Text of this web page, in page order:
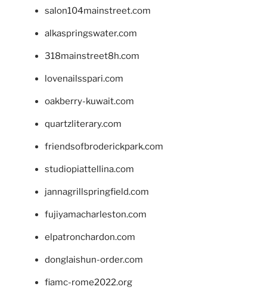
salon104mainstreet.com
alkaspringswater.com
318mainstreet8h.com
lovenailsspari.com
oakberry-kuwait.com
quartzliterary.com
friendsofbroderickpark.com
studiopiattellina.com
jannagrillspringfield.com
fujiyamacharleston.com
elpatronchardon.com
donglaishun-order.com
fiamc-rome2022.org